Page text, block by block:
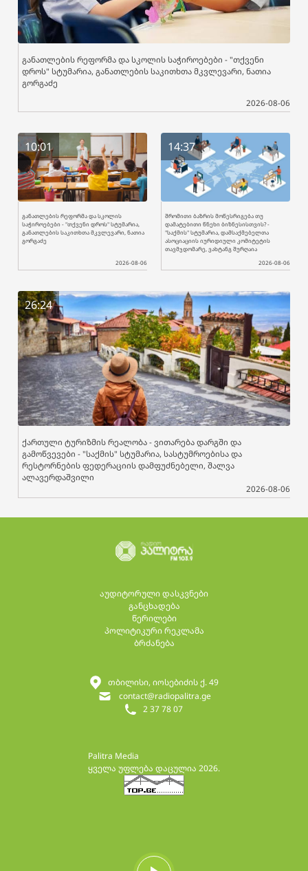
განათლების რეფორმა და სკოლის საჭიროებები - "თქვენი
დროს" სტუმარია, განათლების საკითხთა მკვლევარი, ნათია
გორგაძე
2026-08-06
10:01
განათლების რეფორმა და სკოლის
საჭიროებები - "თქვენი დროს" სტუმარია,
განათლების საკითხთა მკვლევარი, ნათია
გორგაძე
2026-08-06
14:37
შრომითი ბაზრის მოწესრიგება თუ
დამატებითი წნეხი ბიზნესისთვის? -
"საქმის" სტუმარია, დამსაქმებელთა
ასოციაციის იურიდიული კომიტეტის
თავმჯდომარე, ვახტანგ შურღაია
2026-08-06
26:24
ქართული ტურიზმის რეალობა - ვითარება დარგში და
გამოწვევები - "საქმის" სტუმარია, სასტუმროებისა და
რესტორნების ფედერაციის დამფუძნებელი, შალვა
ალავერდაშვილი
2026-08-06
აუდიტორული დასკვნები
განცხადება
წერილები
პოლიტიკური რეკლამა
ბრძანება
Palitra Media
ყველა უფლება დაცულია 2026.
2 37 78 07
contact@radiopalitra.ge
თბილისი, იოსებიძის ქ. 49